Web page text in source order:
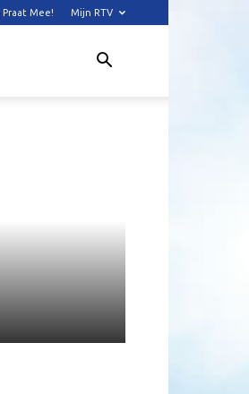
Praat Mee! Mijn RTV